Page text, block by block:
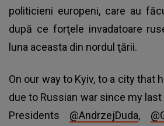
politicieni europeni, care au
după ce forţele invadatoare
luna aceasta din nordul ţării.
On our way to Kyiv, to a city that
due to Russian war since my
Presidents @AndrzejDuda,